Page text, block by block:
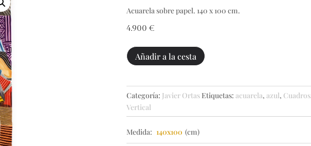
Acuarela sobre papel. 140 x 100 cm.
4.900 €
Músicos
de
cantidad
Añadir a la cesta
Categoría: Javier Ortas Etiquetas: acuarela, azul, Cuadros
Vertical
Medida: 140x100 (cm)